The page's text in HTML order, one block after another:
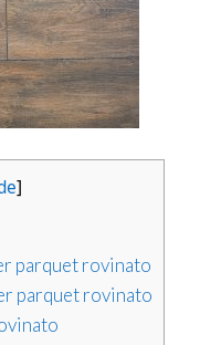
]
parquet rovinato
parquet rovinato